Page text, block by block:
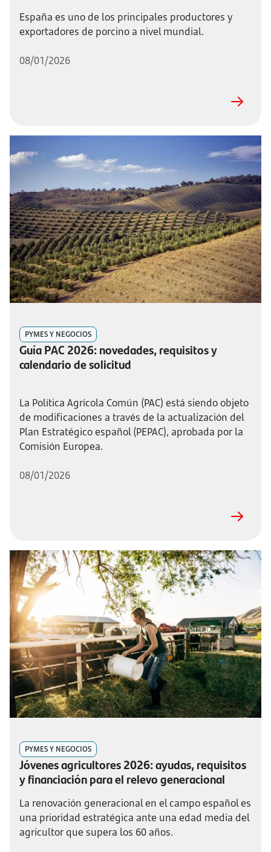
España es uno de los principales productores y
exportadores de porcino a nivel mundial.
08/01/2026
PYMES Y NEGOCIOS
Guía PAC 2026: novedades, requisitos y
calendario de solicitud
La Política Agrícola Común (PAC) está siendo objeto
de modificaciones a través de la actualización del
Plan Estratégico español (PEPAC), aprobada por la
Comisión Europea.
08/01/2026
PYMES Y NEGOCIOS
Jóvenes agricultores 2026: ayudas, requisitos
y financiación para el relevo generacional
La renovación generacional en el campo español es
una prioridad estratégica ante una edad media del
agricultor que supera los 60 años.